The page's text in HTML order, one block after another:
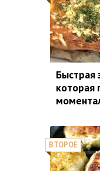
Быстрая
которая
ВТОРОЕ